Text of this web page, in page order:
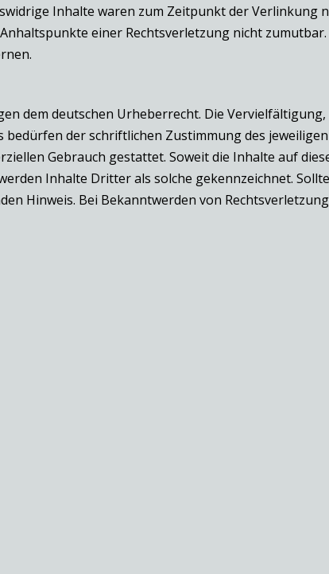
Inhalte waren zum Zeitpunkt der Verlinkung
einer Rechtsverletzung nicht zumutbar.
dem deutschen Urheberrecht. Die
der schriftlichen Zustimmung des
Gebrauch gestattet. Soweit die Inhalte auf
Inhalte Dritter als solche gekennzeichnet.
Hinweis. Bei Bekanntwerden von